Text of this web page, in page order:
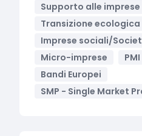
Supporto alle imprese
Transizione ecologica
Imprese sociali/
Micro-imprese
PMI
Bandi Europei
SMP - Single Market